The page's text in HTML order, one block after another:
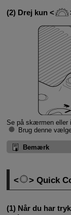
(2) Drej kun
Se på skærmen eller
Brug denne
Bemærk
Quick
(1) Når du har